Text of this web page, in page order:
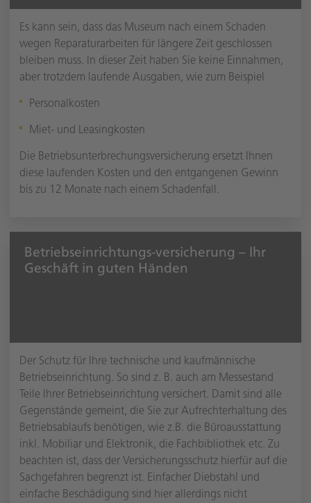
Es kann sein, dass das Museum nach einem Schaden
wegen Reparaturarbeiten für längere Zeit geschlossen
bleiben muss. In dieser Zeit haben Sie keine Einnahmen,
aber trotzdem laufende Ausgaben, wie zum Beispiel
Personalkosten
Miet- und Leasingkosten
Die Betriebsunterbrechungsversicherung ersetzt Ihnen
diese laufenden Kosten und den entgangenen Gewinn
bis zu 12 Monate nach einem Schadenfall.
Betriebseinrichtungs-versicherung – Ihr
Geschäft in guten Händen
Der Schutz für Ihre technische und kaufmännische
Betriebseinrichtung. So sind z. B. auch am Messestand
Teile Ihrer Betriebseinrichtung versichert. Damit sind alle
Gegenstände gemeint, die Sie zur Aufrechterhaltung des
Betriebsablaufs benötigen, wie z.B. die Büroausstattung
inkl. Mobiliar und Elektronik, die Fachbibliothek etc. Zu
beachten ist, dass der Versicherungsschutz hierfür auf die
Sachgefahren begrenzt ist. Einfacher Diebstahl und
einfache Beschädigung sind hier allerdings nicht